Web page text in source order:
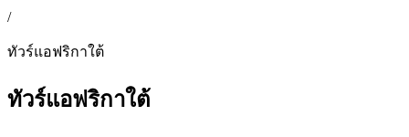
/
ทัวร์แอฟริกาใต้
ทัวร์แอฟริกาใต้